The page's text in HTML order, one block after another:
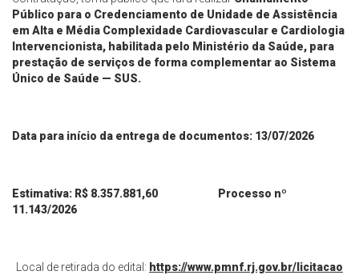
Público para o Credenciamento de Unidade de Assistência
em Alta e Média Complexidade Cardiovascular e Cardiologia
Intervencionista, habilitada pelo Ministério da Saúde, para
prestação de serviços de forma complementar ao Sistema
Único de Saúde — SUS.
Data para início da entrega de documentos: 13/07/2026
Estimativa: R$ 8.357.881,60 Processo nº
11.143/2026
Local de retirada do edital: https://www.pmnf.rj.gov.br/licitacao